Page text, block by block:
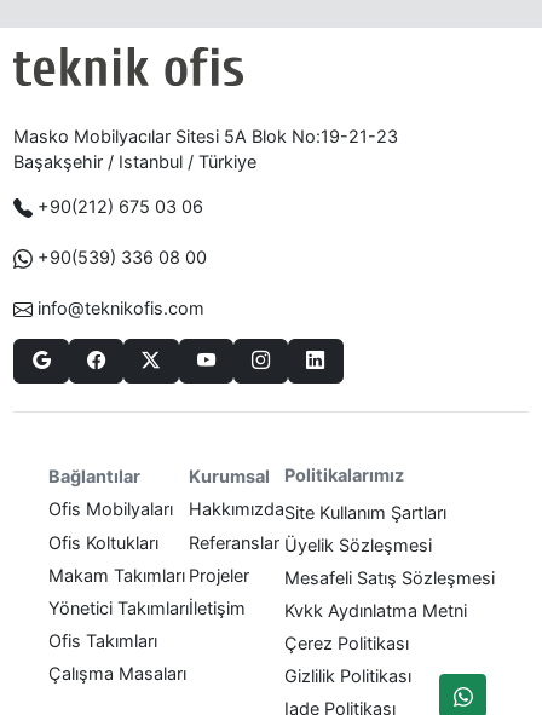
Masko Mobilyacılar Sitesi 5A Blok No:19-21-23
Başakşehir / Istanbul / Türkiye
+90(212) 675 03 06
+90(539) 336 08 00
info@teknikofis.com
Bağlantılar
Ofis Mobilyaları
Ofis Koltukları
Makam Takımları
Yönetici Takımları
Ofis Takımları
Çalışma Masaları
Kurumsal
Hakkımızda
Referanslar
Projeler
İletişim
Politikalarımız
Site Kullanım Şartları
Üyelik Sözleşmesi
Mesafeli Satış Sözleşmesi
Kvkk Aydınlatma Metni
Çerez Politikası
Gizlilik Politikası
Iade Politikası